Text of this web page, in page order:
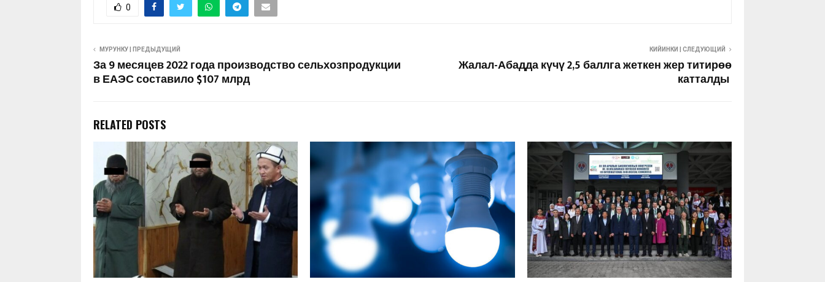
0
МУРУНКУ | ПРЕДЫДУЩИЙ
За 9 месяцев 2022 года производство сельхозпродукции
в ЕАЭС составило $107 млрд
КИЙИНКИ | СЛЕДУЮЩИЙ
Жалал-Абадда күчү 2,5 баллга жеткен жер титирөө
катталды
RELATED POSTS